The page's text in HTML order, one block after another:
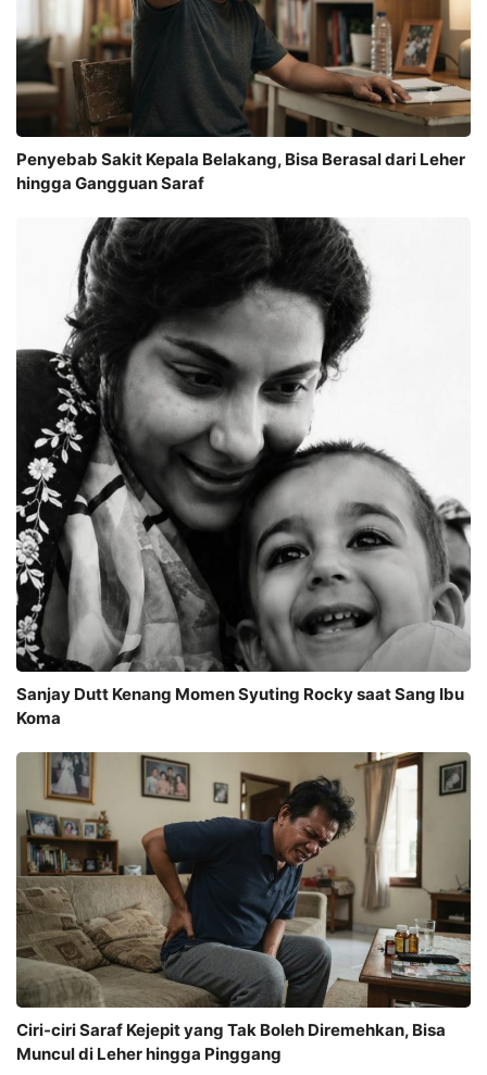
Penyebab Sakit Kepala Belakang, Bisa Berasal dari Leher
hingga Gangguan Saraf
Sanjay Dutt Kenang Momen Syuting Rocky saat Sang Ibu
Koma
Ciri-ciri Saraf Kejepit yang Tak Boleh Diremehkan, Bisa
Muncul di Leher hingga Pinggang